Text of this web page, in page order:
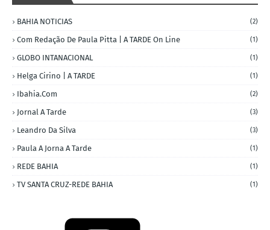
BAHIA NOTICIAS (2)
Com Redação De Paula Pitta | A TARDE On Line (1)
GLOBO INTANACIONAL (1)
Helga Cirino | A TARDE (1)
Ibahia.com (2)
Jornal A Tarde (3)
Leandro Da Silva (3)
Paula A Jorna A Tarde (1)
REDE BAHIA (1)
TV SANTA CRUZ-REDE BAHIA (1)